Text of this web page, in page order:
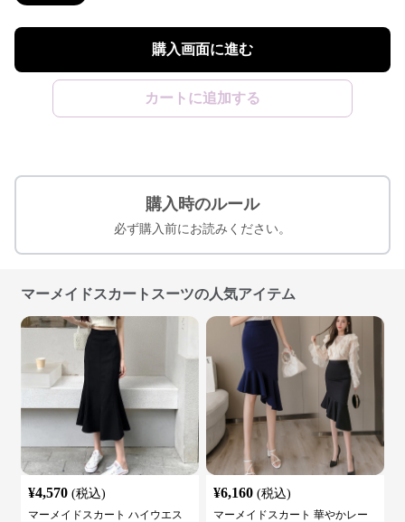
購入画面に進む
カートに追加する
購入時のルール
必ず購入前にお読みください。
マーメイドスカートスーツの人気アイテム
¥4,570 (税込)
マーメイドスカート ハイウエス
¥6,160 (税込)
マーメイドスカート 華やかレー